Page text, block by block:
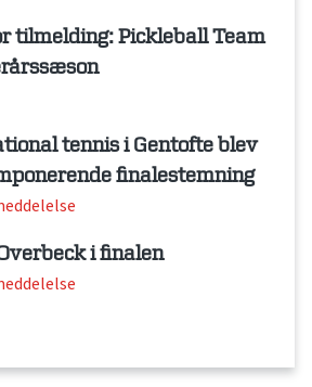
tilmelding: Pickleball Team
tennis i Gentofte blev
finalestemning
i finalen